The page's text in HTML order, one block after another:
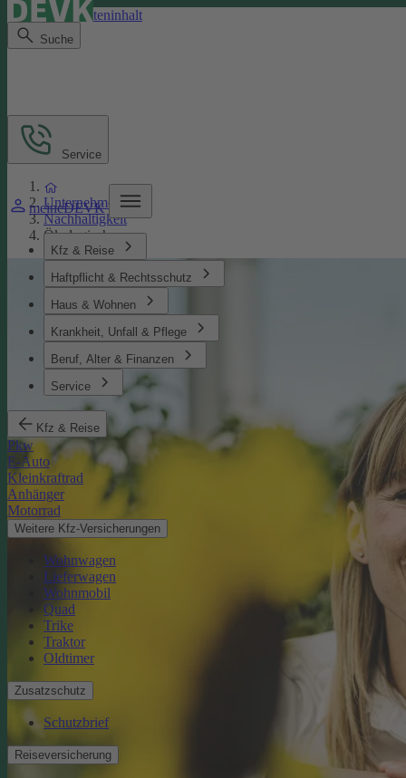
Direkt zum Seiteninhalt
Suche
meineDEVK
Kfz & Reise
Haftpflicht & Rechtsschutz
Haus & Wohnen
Krankheit, Unfall & Pflege
Beruf, Alter & Finanzen
Service
Kfz & Reise
Pkw
E-Auto
Kleinkraftrad
Anhänger
Motorrad
Weitere Kfz-Versicherungen
Wohnwagen
Lieferwagen
Wohnmobil
Quad
Trike
Traktor
Oldtimer
Zusatzschutz
Schutzbrief
Reiseversicherung
Service
Unternehmen
Nachhaltigkeit
Ökologisches